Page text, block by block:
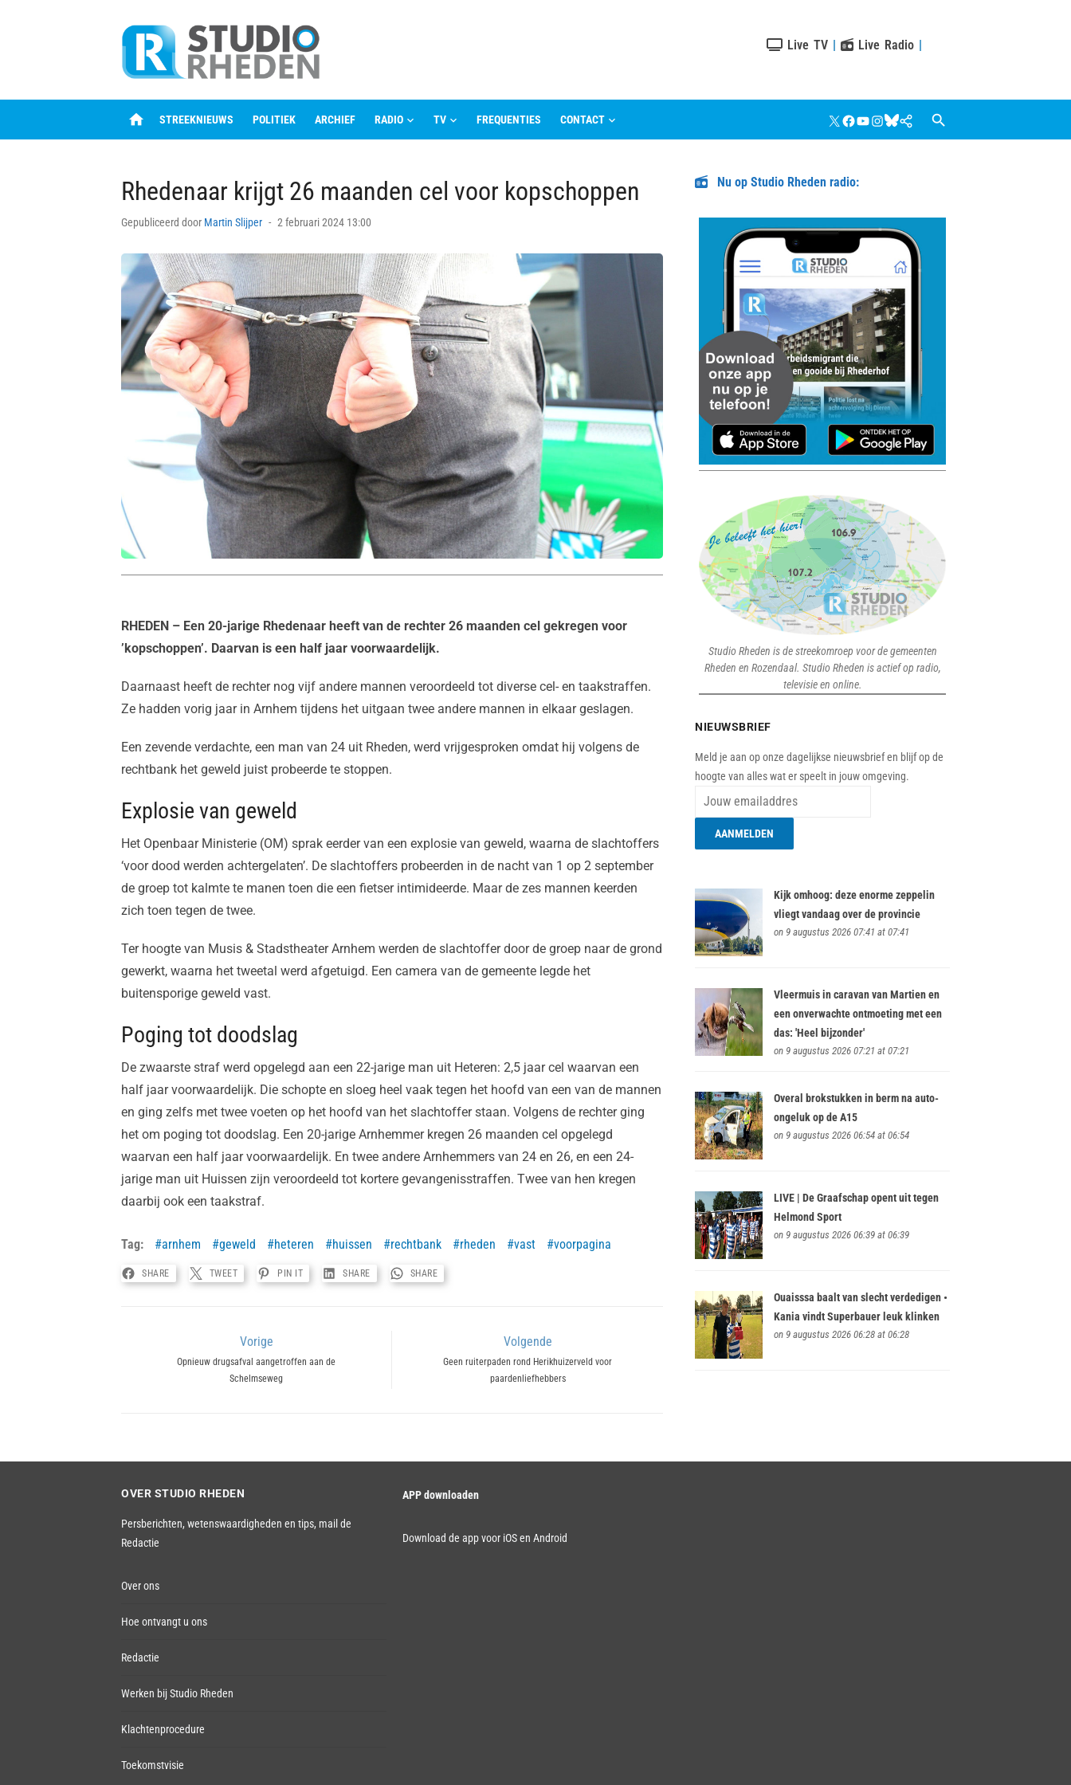
Live TV | Live Radio |
home STREEKNIEUWS POLITIEK ARCHIEF RADIO TV FREQUENTIES CONTACT X Facebook
YouTube
Instagram
Bluesky
Google
Nieuws
Rhedenaar krijgt 26 maanden cel voor kopschoppen
Gepubliceerd door Martin Slijper
Posted
2 februari 2024 13:00
RHEDEN – Een 20-jarige Rhedenaar heeft van de rechter 26 maanden cel gekregen voor
’kopschoppen’. Daarvan is een half jaar voorwaardelijk.
Daarnaast heeft de rechter nog vijf andere mannen veroordeeld tot diverse cel- en taakstraffen.
Ze hadden vorig jaar in Arnhem tijdens het uitgaan twee andere mannen in elkaar geslagen.
Een zevende verdachte, een man van 24 uit Rheden, werd vrijgesproken omdat hij volgens de
rechtbank het geweld juist probeerde te stoppen.
Explosie van geweld
Het Openbaar Ministerie (OM) sprak eerder van een explosie van geweld, waarna de slachtoffers
‘voor dood werden achtergelaten’. De slachtoffers probeerden in de nacht van 1 op 2 september
de groep tot kalmte te manen toen die een fietser intimideerde. Maar de zes mannen keerden
zich toen tegen de twee.
Ter hoogte van Musis & Stadstheater Arnhem werden de slachtoffer door de groep naar de grond
gewerkt, waarna het tweetal werd afgetuigd. Een camera van de gemeente legde het
buitensporige geweld vast.
Poging tot doodslag
De zwaarste straf werd opgelegd aan een 22-jarige man uit Heteren: 2,5 jaar cel waarvan een
half jaar voorwaardelijk. Die schopte en sloeg heel vaak tegen het hoofd van een van de mannen
en ging zelfs met twee voeten op het hoofd van het slachtoffer staan. Volgens de rechter ging
het om poging tot doodslag. Een 20-jarige Arnhemmer kregen 26 maanden cel opgelegd
waarvan een half jaar voorwaardelijk. En twee andere Arnhemmers van 24 en 26, en een 24-
jarige man uit Huissen zijn veroordeeld tot kortere gevangenisstraffen. Twee van hen kregen
daarbij ook een taakstraf.
Tag: arnhem geweld heteren huissen rechtbank rheden vast voorpagina
SHARE TWEET PIN IT SHARE SHARE
navigatie
Vorige
PreviousOpnieuw drugsafval aangetroffen aan de
Schelmseweg
Volgende
NextGeen ruiterpaden rond Herikhuizerveld voor
paardenliefhebbers
Nu op Studio Rheden radio:
Studio Rheden is de streekomroep voor de gemeenten
Rheden en Rozendaal. Studio Rheden is actief op radio,
televisie en online.
NIEUWSBRIEF
Meld je aan op onze dagelijkse nieuwsbrief en blijf op de
hoogte van alles wat er speelt in jouw omgeving.
Kijk omhoog: deze enorme zeppelin
vliegt vandaag over de provincie
on 9 augustus 2026 07:41 at 07:41
Vleermuis in caravan van Martien en
een onverwachte ontmoeting met een
das: 'Heel bijzonder'
on 9 augustus 2026 07:21 at 07:21
Overal brokstukken in berm na auto-
ongeluk op de A15
on 9 augustus 2026 06:54 at 06:54
LIVE | De Graafschap opent uit tegen
Helmond Sport
on 9 augustus 2026 06:39 at 06:39
Ouaisssa baalt van slecht verdedigen •
Kania vindt Superbauer leuk klinken
on 9 augustus 2026 06:28 at 06:28
OVER STUDIO RHEDEN
Persberichten, wetenswaardigheden en tips, mail de
Redactie
Over ons
Hoe ontvangt u ons
Redactie
Werken bij Studio Rheden
Klachtenprocedure
Toekomstvisie
APP downloaden
Download de app voor iOS en Android